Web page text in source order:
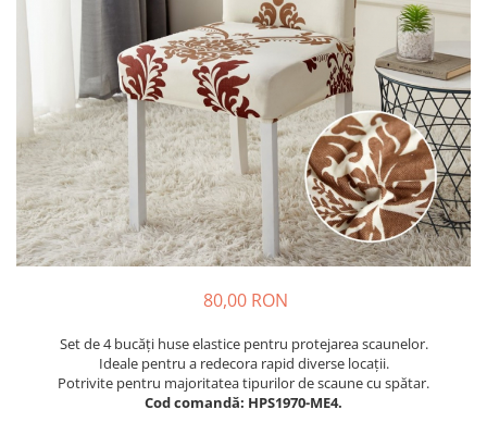
Cuverturi bumbac
Cuverturi catifea
Huse de protecție
Huse de protectie pat finet
Huse de protecție scaun
Prosoape
Prosoape de baie
Electrocasnice
Cântare electronice
80,00 RON
Set de 4 bucăți huse elastice pentru protejarea scaunelor.
Ideale pentru a redecora rapid diverse locații.
Potrivite pentru majoritatea tipurilor de scaune cu spătar.
Cod comandă: HPS1970-ME4.